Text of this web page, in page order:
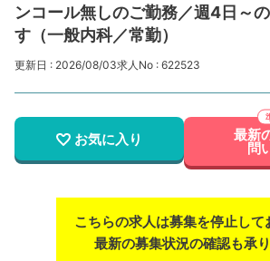
ンコール無しのご勤務／週4日～
す（一般内科／常勤）
更新日 : 2026/08/03求人No : 622523
お気に入り 最新
問
こちらの求人は募集を停止して
最新の募集状況の確認も承り